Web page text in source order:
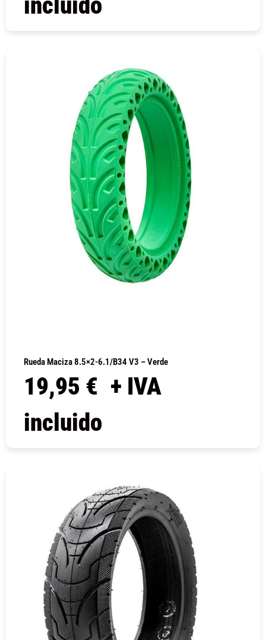
Rueda Maciza 8.5×2-6.1/B34 V3 – Verde
19,95 € + IVA
incluido